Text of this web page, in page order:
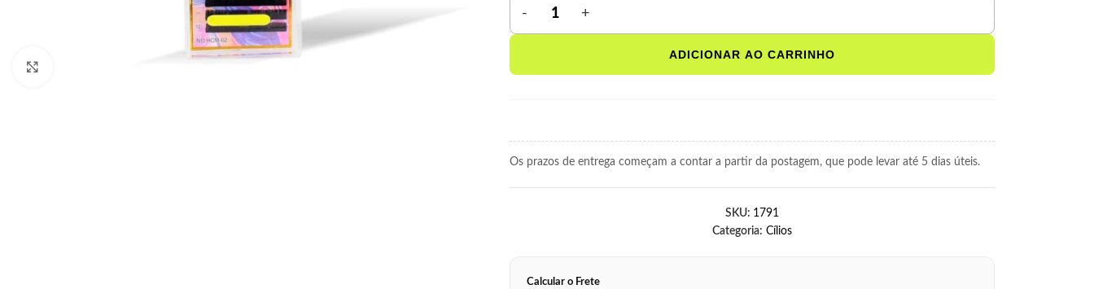
ADICIONAR AO CARRINHO
Os prazos de entrega começam a contar a partir da postagem, que pode levar até 5 dias úteis.
SKU: 1791
Categoria: Cílios
Calcular o Frete